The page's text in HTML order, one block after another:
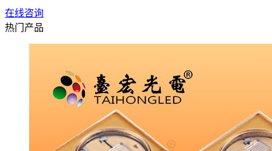
在线咨询
热门产品